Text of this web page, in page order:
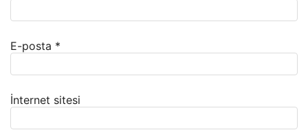
E-posta *
İnternet sitesi